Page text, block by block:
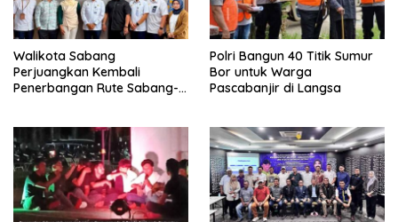
Walikota Sabang
Perjuangkan Kembali
Penerbangan Rute Sabang-
Polri Bangun 40 Titik Sumur
Bor untuk Warga
Pascabanjir di Langsa